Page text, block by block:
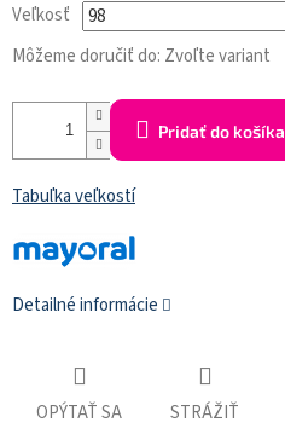
Veľkosť
Môžeme doručiť do: Zvoľte variant
Pridať do košíka
Tabuľka veľkostí
Detailné informácie
OPÝTAŤ SA STRÁŽIŤ